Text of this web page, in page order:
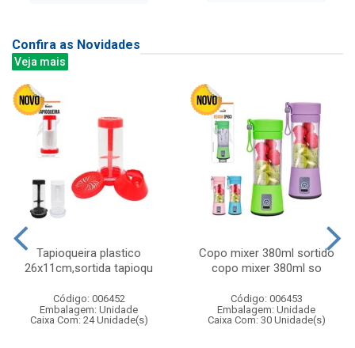
Confira as Novidades
Veja mais
Tapioqueira plastico
26x11cm,sortida tapioqu
Código: 006452
Embalagem: Unidade
Caixa Com: 24 Unidade(s)
Copo mixer 380ml sortido
copo mixer 380ml so
Código: 006453
Embalagem: Unidade
Caixa Com: 30 Unidade(s)